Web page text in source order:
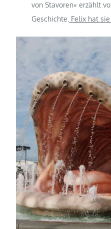
von Stavoren« erzählt
Geschichte. Felix hat sie